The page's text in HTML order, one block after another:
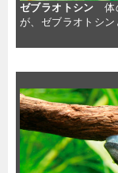
ゼブラオトシン 体
が、ゼブラオトシン